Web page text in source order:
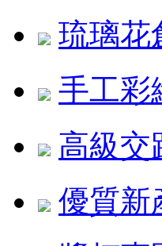
琉璃花
手工彩
高級交
優質新